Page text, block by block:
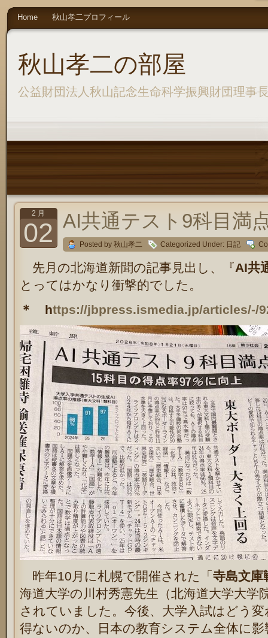
秋山孝二の部屋
公益財団法人秋山記念生命科学振興財団理事
Home 秋山孝二プロフィール
2 月
02 AI共通テスト9科目満
Posted by 秋山孝二 Categorized Under: 日記
先月の北海道新聞の記事見出し、『AI共
とってはかなり衝撃的でした。
＊ https://jbpress.ismedia.jp/articles/-/
昨年10月に札幌で開催された「 寺島文庫
海道大学の 川村秀憲先生（北海道大学大学
されていました。今後、大学入試はどう
得ないのか、日本の教育システム全体に